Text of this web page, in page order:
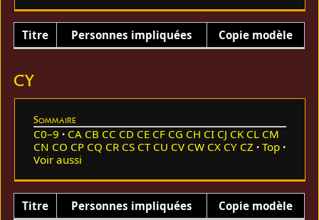
Titre Personnes impliquées Copie modèle
CY
Sommaire
C0–9 CA CB CC CD CE CF CG CH CI CJ CK CL CM
CN CO CP CQ CR CS CT CU CV CW CX CY CZ
Top
Voir aussi
Titre Personnes impliquées Copie modèle